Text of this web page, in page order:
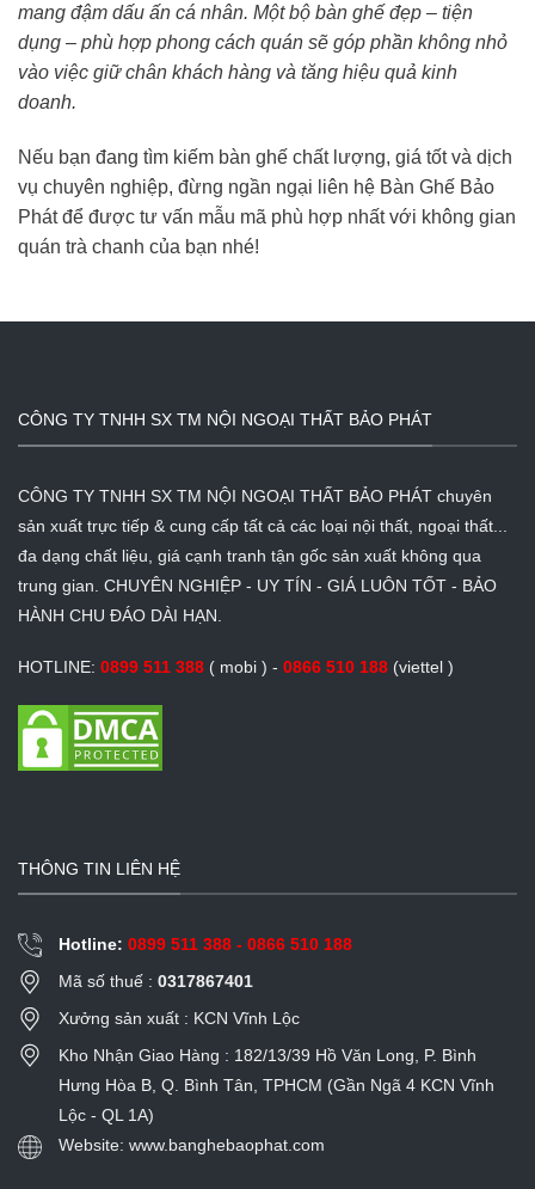
mang đậm dấu ấn cá nhân. Một bộ bàn ghế đẹp – tiện
dụng – phù hợp phong cách quán sẽ góp phần không nhỏ
vào việc giữ chân khách hàng và tăng hiệu quả kinh
doanh.
Nếu bạn đang tìm kiếm bàn ghế chất lượng, giá tốt và dịch
vụ chuyên nghiệp, đừng ngần ngại liên hệ Bàn Ghế Bảo
Phát để được tư vấn mẫu mã phù hợp nhất với không gian
quán trà chanh của bạn nhé!
CÔNG TY TNHH SX TM NỘI NGOẠI THẤT BẢO PHÁT
CÔNG TY TNHH SX TM NỘI NGOẠI THẤT BẢO PHÁT chuyên
sản xuất trực tiếp & cung cấp tất cả các loại nội thất, ngoại thất...
đa dạng chất liệu, giá cạnh tranh tận gốc sản xuất không qua
trung gian. CHUYÊN NGHIỆP - UY TÍN - GIÁ LUÔN TỐT - BẢO
HÀNH CHU ĐÁO DÀI HẠN.
HOTLINE: 0899 511 388 ( mobi ) - 0866 510 188 (viettel )
THÔNG TIN LIÊN HỆ
Hotline:0899 511 388 - 0866 510 188
Mã số thuế :0317867401
Xưởng sản xuất : KCN Vĩnh Lộc
Kho Nhận Giao Hàng : 182/13/39 Hồ Văn Long, P. Bình
Hưng Hòa B, Q. Bình Tân, TPHCM (Gần Ngã 4 KCN Vĩnh
Lộc - QL 1A)
Website: www.banghebaophat.com